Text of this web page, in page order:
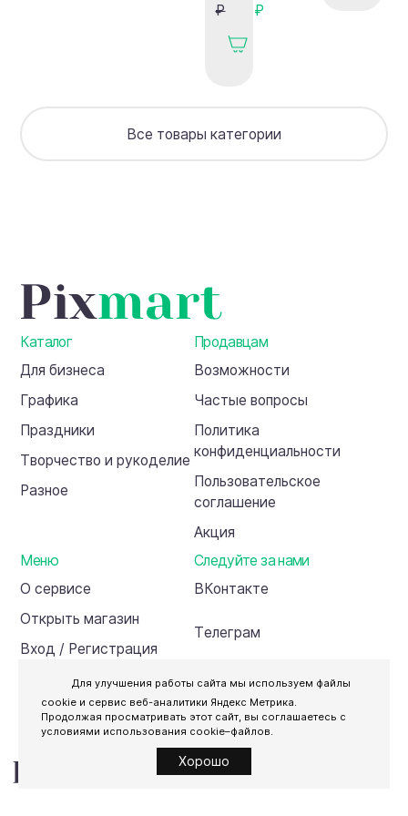
из
технология
+
чертежи
₽
₽
Все товары категории
Каталог
Для бизнеса
Графика
Праздники
Творчество и рукоделие
Разное
Продавцам
Возможности
Частые вопросы
Политика
конфиденциальности
Пользовательское
соглашение
Акция
Меню
О сервисе
Открыть магазин
Вход / Регистрация
Инвесторам
Следуйте за нами
ВКонтакте
Телеграм
Для улучшения работы сайта мы используем файлы
cookie и сервис веб-аналитики Яндекс Метрика.
Продолжая просматривать этот сайт, вы соглашаетесь с
условиями использования cookie–файлов.
Хорошо